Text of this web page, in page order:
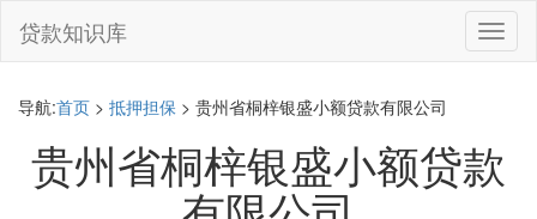
切
换
贷款知识库
导航:首页 > 抵押担保 > 贵州省桐梓银盛小额贷款有限公司
贵州省桐梓银盛小额贷款